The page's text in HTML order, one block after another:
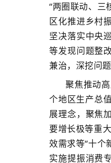
“两圈联动、三
区化推进乡村
坚决落实中央
等发现问题整
兼治，深挖问
聚焦推动
个地区生产总
展理念，聚焦
要增长极等重
效需求等“十个
实施提振消费